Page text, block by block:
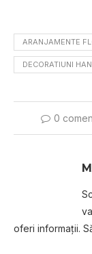
ARANJAMENTE
DECORATIUNI
0
oferi informaţii.